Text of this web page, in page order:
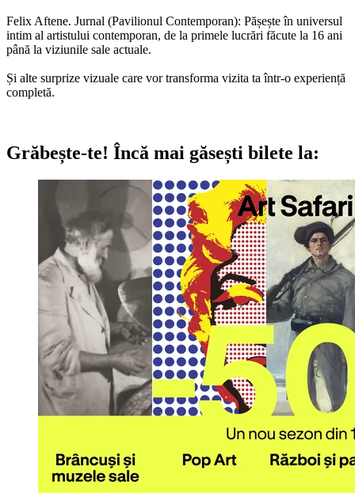
Felix Aftene. Jurnal (Pavilionul Contemporan): Pășește în universul
intim al artistului contemporan, de la primele lucrări făcute la 16 ani
până la viziunile sale actuale.
Și alte surprize vizuale care vor transforma vizita ta într-o experiență
completă.
Grăbește-te! Încă mai găsești bilete la: